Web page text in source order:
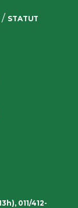
011/412-
/ STATUT